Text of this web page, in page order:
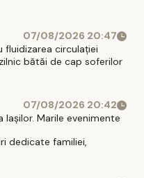
07/08/2026 20:47
fluidizarea circulației
bătăi de cap soferilor
07/08/2026 20:42
Marile evenimente
dedicate familiei,